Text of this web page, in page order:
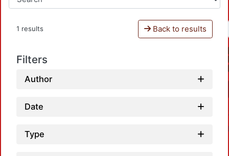
1 results Back to results
Filters
Author
Date
Type